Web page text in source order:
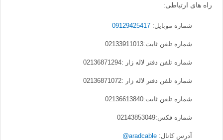
راه های ارتباطی:
شماره موبایل:09129425417
شماره تلفن ثابت:02133911013
شماره تلفن دفتر لاله زار :02136871294
شماره تلفن دفتر لاله زار :02136871072
شماره تلفن ثابت:02136613840
شماره فکس:02143853049
آدرس کانال:aradcable@